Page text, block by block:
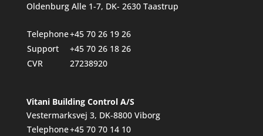
Oldenburg Alle 1-7, DK- 2630 Taastrup
Telephone+45 70 26 19 26
Support
+45 70 26 18 26
CVR
27238920
Vitani Building Control A/S
Vestermarksvej 3, DK-8800 Viborg
Telephone+45 70 70 14 10